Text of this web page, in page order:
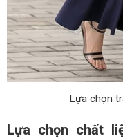
Lựa chọn
Lựa chọn chất